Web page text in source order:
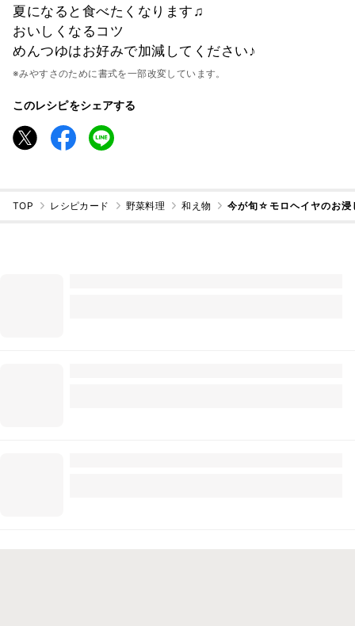
夏になると食べたくなります♫
おいしくなるコツ
めんつゆはお好みで加減してください♪
※みやすさのために書式を一部改変しています。
このレシピをシェアする
TOP レシピカード 野菜料理 和え物 今が旬☆モロヘイヤのお浸